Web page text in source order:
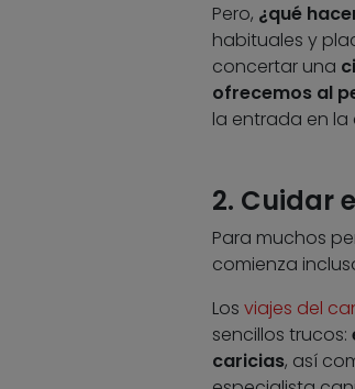
Pero, ¿qué
habituales y
concertar una
ofrecemos al
la entrada en
2. Cuidar
Para muchos
comienza
Los viajes del
sencillos trucos:
caricias, así